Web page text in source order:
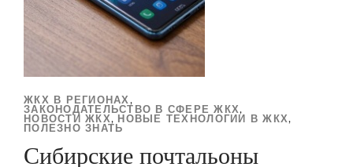
ЖКХ В РЕГИОНАХ,
ЗАКОНОДАТЕЛЬСТВО В СФЕРЕ ЖКХ,
НОВОСТИ ЖКХ, НОВЫЕ ТЕХНОЛОГИИ В ЖКХ,
ПОЛЕЗНО ЗНАТЬ
Сибирские почтальоны